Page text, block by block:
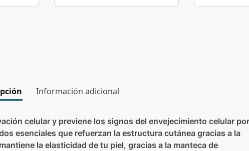
Información adicional
celular y previene los signos del envejecimiento celular
esenciales que refuerzan la estructura cutánea gracias a la
la elasticidad de tu piel, gracias a la manteca de